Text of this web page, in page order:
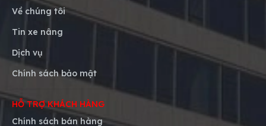
Về chúng tôi
Tin xe nâng
Dịch vụ
Chính sách bảo mật
HỖ TRỢ KHÁCH HÀNG
Chính sách bán hàng